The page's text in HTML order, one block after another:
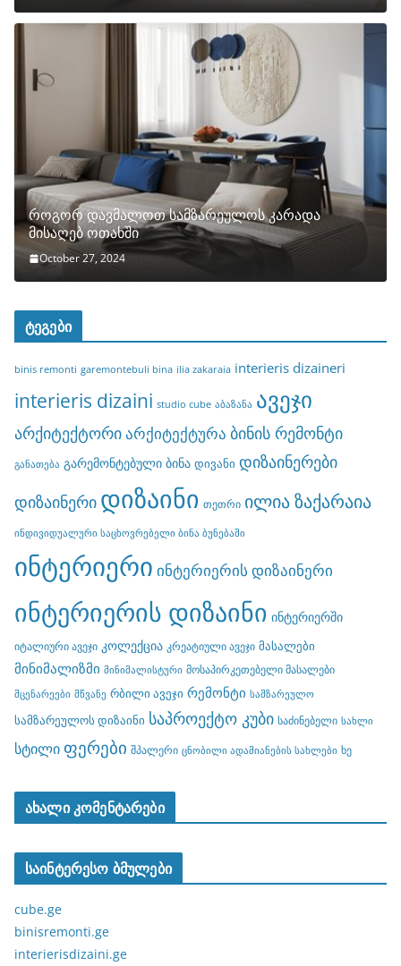
როგორ დავმალოთ სამზარეულოს კარადა
მისაღებ ოთახში
October 27, 2024
ტეგები
binis remonti garemontebuli bina ilia zakaraia interieris dizaineri
interieris dizaini studio cube აბაზანა ავეჯი
არქიტექტორიარქიტექტურა ბინის რემონტი
განათება გარემონტებული ბინა დივანი დიზაინერები
დიზაინერი დიზაინი თეთრი ილია ზაქარაია
ინდივიდუალური საცხოვრებელი ბინა ბუნებაში
ინტერიერი ინტერიერის დიზაინერი
ინტერიერის დიზაინი ინტერიერში
იტალიური ავეჯი კოლექცია კრეატიული ავეჯი მასალები
მინიმალიზმი მინიმალისტური მოსაპირკეთებელი მასალები
მცენარეები მწვანე რბილი ავეჯი რემონტი სამზარეულო
სამზარეულოს დიზაინი საპროექტო კუბი საძინებელი სახლი
სტილი ფერები შპალერი ცნობილი ადამიანების სახლები ხე
ახალი კომენტარები
საინტერესო ბმულები
cube.ge
binisremonti.ge
interierisdizaini.ge